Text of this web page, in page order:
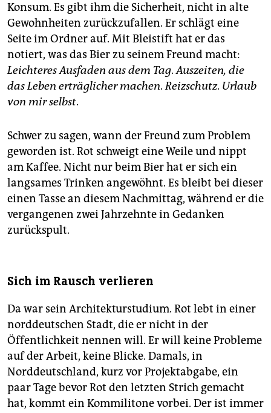
Konsum. Es gibt ihm die Sicherheit, nicht in alte
Gewohnheiten zurückzufallen. Er schlägt eine
Seite im Ordner auf. Mit Bleistift hat er das
notiert, was das Bier zu seinem Freund macht:
Leichteres Ausfaden aus dem Tag.Auszeiten, die
das Leben erträglicher machen.Reizschutz. Urlaub
von mir selbst.
Schwer zu sagen, wann der Freund zum Problem
geworden ist. Rot schweigt eine Weile und nippt
am Kaffee. Nicht nur beim Bier hat er sich ein
langsames Trinken angewöhnt. Es bleibt bei dieser
einen Tasse an diesem Nachmittag, während er die
vergangenen zwei Jahrzehnte in Gedanken
zurückspult.
Sich im Rausch verlieren
Da war sein Architekturstudium. Rot lebt in einer
norddeutschen Stadt, die er nicht in der
Öffentlichkeit nennen will. Er will keine Probleme
auf der Arbeit, keine Blicke. Damals, in
Norddeutschland, kurz vor Projektabgabe, ein
paar Tage bevor Rot den letzten Strich gemacht
hat, kommt ein Kommilitone vorbei. Der ist immer